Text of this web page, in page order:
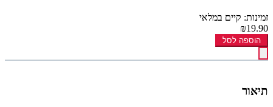
זמינות: קיים במלאי
₪19.90
הוספה לסל
תיאור